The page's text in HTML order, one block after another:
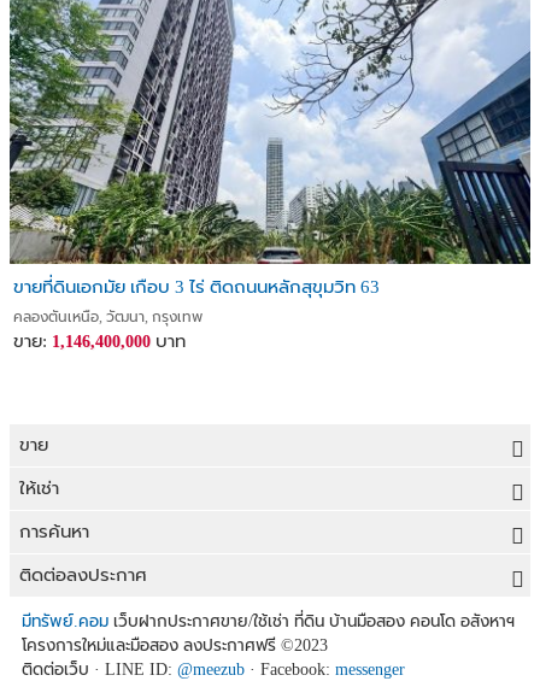
ขายที่ดินเอกมัย เกือบ 3 ไร่ ติดถนนหลักสุขุมวิท 63
คลองตันเหนือ, วัฒนา, กรุงเทพ
ขาย: 1,146,400,000 บาท
ขาย
ขายที่ดิน
ขายบ้าน
ขายคอนโด
ขายอาคารพาณิชย์
ให้เช่า
ให้เช่าที่ดิน
ให้เช่าบ้าน
ให้เช่าคอนโด
ให้เช่าทาวน์เฮาส์
การค้นหา
ขายที่ดิน
ประกาศขายที่ดิน
ที่ดินราคาถูก
ติดต่อลงประกาศ
ลงประกาศขายฟรี
ลงประกาศให้เช่าฟรี
มีทรัพย์.คอม เว็บฝากประกาศขาย/ใช้เช่า ที่ดิน บ้านมือสอง คอนโด อสังหาฯ
โครงการใหม่และมือสอง ลงประกาศฟรี ©2023
ติดต่อเว็บ · LINE ID: @meezub · Facebook: messenger